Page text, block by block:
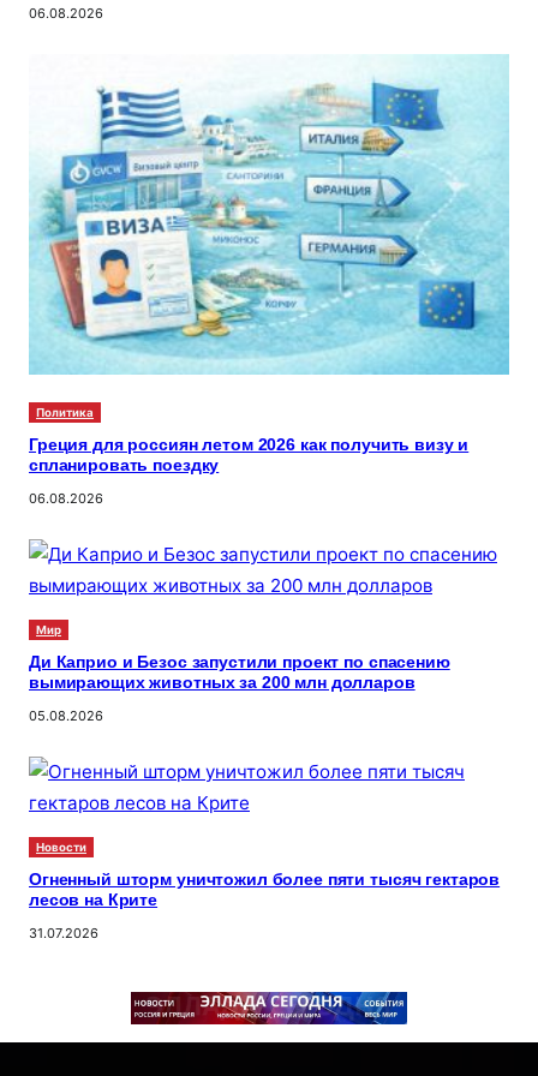
06.08.2026
Политика
Греция для россиян летом 2026 как получить визу и
спланировать поездку
06.08.2026
Мир
Ди Каприо и Безос запустили проект по спасению
вымирающих животных за 200 млн долларов
05.08.2026
Новости
Огненный шторм уничтожил более пяти тысяч гектаров
лесов на Крите
31.07.2026